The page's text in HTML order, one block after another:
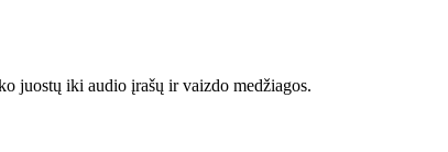
juostų iki audio įrašų ir vaizdo medžiagos.